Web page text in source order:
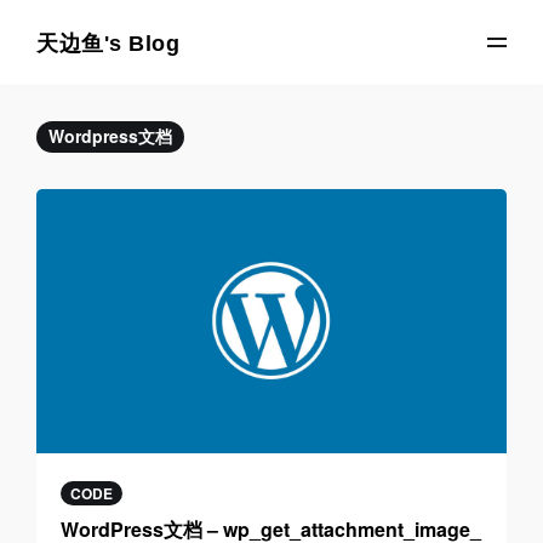
天边鱼's Blog
Wordpress文档
CODE
WordPress文档 – wp_get_attachment_image_